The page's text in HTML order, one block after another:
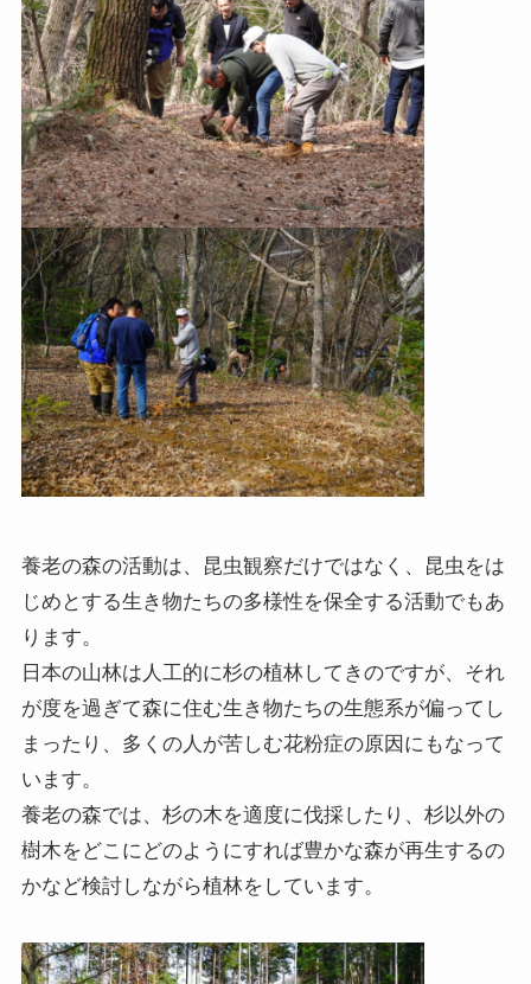
養老の森の活動は、昆虫観察だけではなく、昆虫をは
じめとする生き物たちの多様性を保全する活動でもあ
ります。
日本の山林は人工的に杉の植林してきのですが、それ
が度を過ぎて森に住む生き物たちの生態系が偏ってし
まったり、多くの人が苦しむ花粉症の原因にもなって
います。
養老の森では、杉の木を適度に伐採したり、杉以外の
樹木をどこにどのようにすれば豊かな森が再生するの
かなど検討しながら植林をしています。